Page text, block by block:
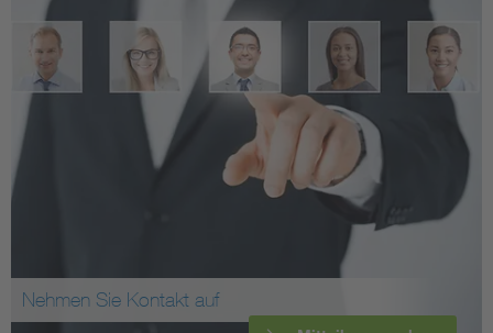
Nehmen Sie Kontakt auf